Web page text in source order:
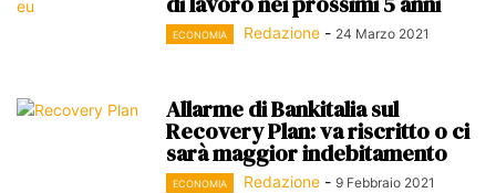
ECONOMIA Redazione - 24 Marzo 2021
Allarme di Bankitalia sul
Recovery Plan: va riscritto o ci
sarà maggior indebitamento
ECONOMIA Redazione - 9 Febbraio 2021